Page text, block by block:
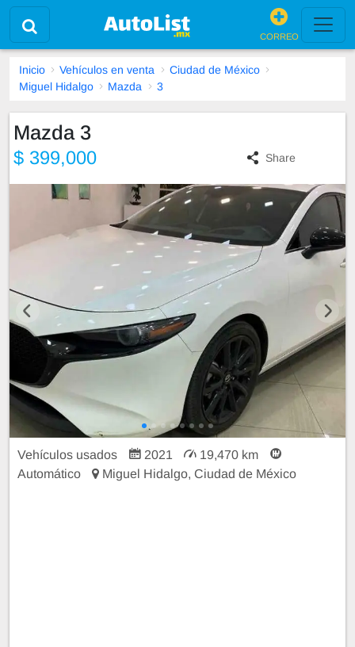
CORREO
Inicio Vehículos en venta
Ciudad de México
Miguel Hidalgo
Mazda 3
Mazda 3
$ 399,000 Share
Vehículos usados 2021
19,470 km
Automático
Miguel Hidalgo, Ciudad de México